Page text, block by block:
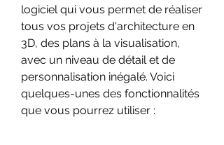
logiciel qui vous permet de réaliser
tous vos projets d'architecture en
3D, des plans à la visualisation,
avec un niveau de détail et de
personnalisation inégalé. Voici
quelques-unes des fonctionnalités
que vous pourrez utiliser :